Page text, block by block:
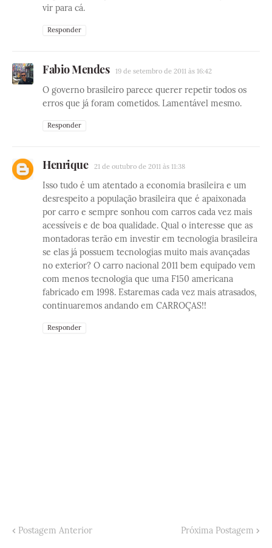
vir para cá.
Responder
Fabio Mendes 19 de setembro de 2011 às 16:42
O governo brasileiro parece querer repetir todos os
erros que já foram cometidos. Lamentável mesmo.
Responder
Henrique 21 de outubro de 2011 às 11:38
Isso tudo é um atentado a economia brasileira e um
desrespeito a população brasileira que é apaixonada
por carro e sempre sonhou com carros cada vez mais
acessíveis e de boa qualidade. Qual o interesse que as
montadoras terão em investir em tecnologia brasileira
se elas já possuem tecnologias muito mais avançadas
no exterior? O carro nacional 2011 bem equipado vem
com menos tecnologia que uma F150 americana
fabricado em 1998. Estaremas cada vez mais atrasados,
continuaremos andando em CARROÇAS!!
Responder
Postagem Anterior Próxima Postagem